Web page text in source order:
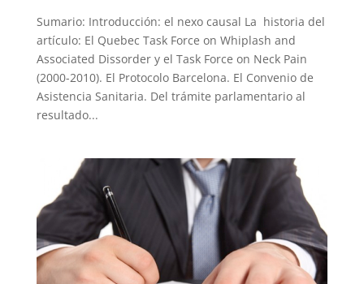
Sumario: Introducción: el nexo causal La historia del
artículo: El Quebec Task Force on Whiplash and
Associated Dissorder y el Task Force on Neck Pain
(2000-2010). El Protocolo Barcelona. El Convenio de
Asistencia Sanitaria. Del trámite parlamentario al
resultado...